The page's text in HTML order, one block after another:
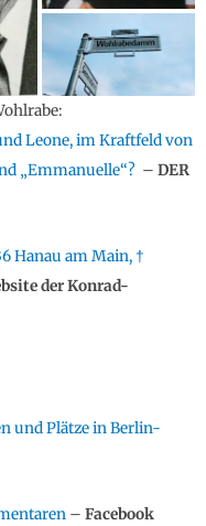
Leone, im Kraftfeld von
„Emmanuelle“? – DER
Hanau am Main, †
der Konrad-
und Plätze in Berlin-
– Facebook